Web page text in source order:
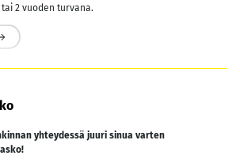
2 vuoden turvana.
yhteydessä juuri sinua varten